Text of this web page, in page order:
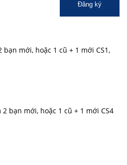
Đăng ký
mới, hoặc 1 cũ + 1 mới CS1,
bạn mới, hoặc 1 cũ + 1 mới CS4